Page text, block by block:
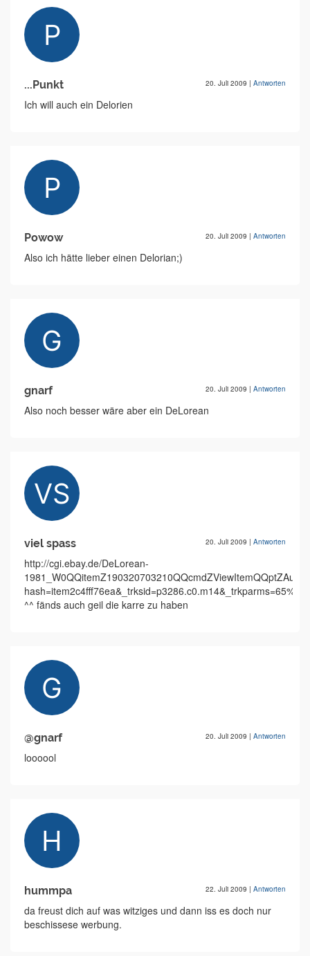
...Punkt 20. Juli 2009 | Antworten
Ich will auch ein Delorien
Powow 20. Juli 2009 | Antworten
Also ich hätte lieber einen Delorian;)
gnarf 20. Juli 2009 | Antworten
Also noch besser wäre aber ein DeLorean
viel spass 20. Juli 2009 | Antworten
http://cgi.ebay.de/DeLorean-
^^ fänds auch geil die karre zu haben
@gnarf 20. Juli 2009 | Antworten
loooool
hummpa 22. Juli 2009 | Antworten
da freust dich auf was witziges und dann iss es doch nur
beschissese werbung.